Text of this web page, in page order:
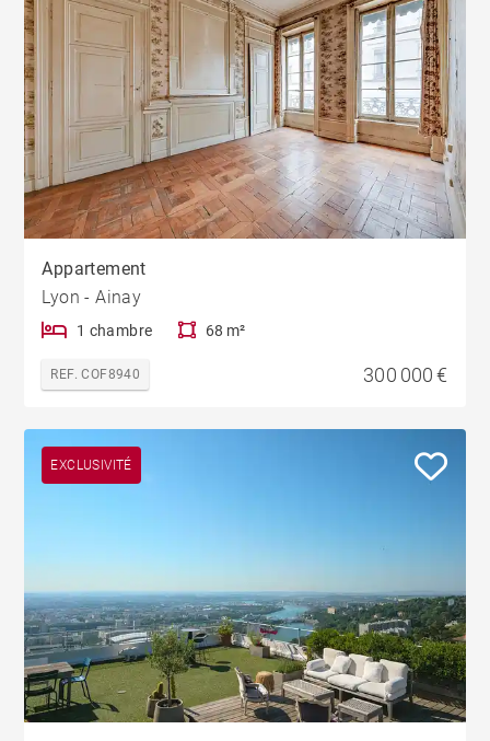
Appartement
Lyon - Ainay
1 chambre 68 m²
REF. COF8940 300 000 €
EXCLUSIVITÉ